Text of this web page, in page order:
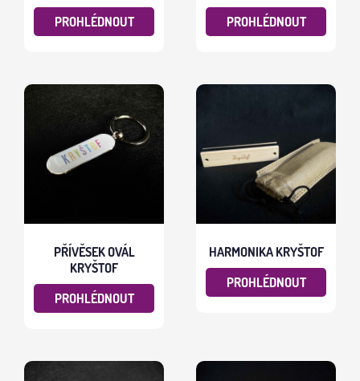
PROHLÉDNOUT
PROHLÉDNOUT
PŘÍVĚSEK OVÁL
KRYŠTOF
PROHLÉDNOUT
HARMONIKA KRYŠTOF
PROHLÉDNOUT